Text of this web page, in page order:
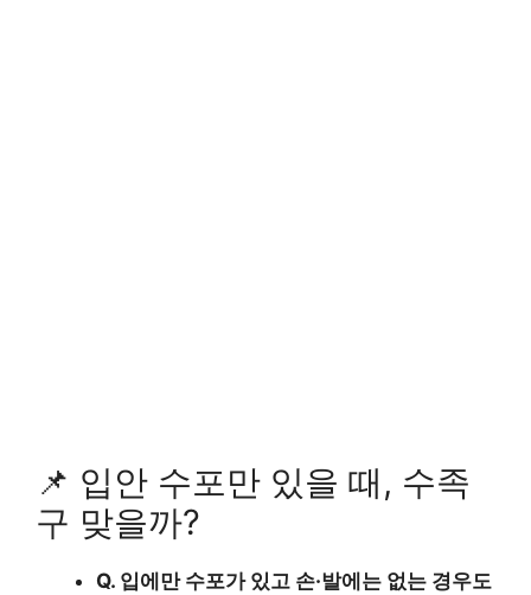
📌 입안 수포만 있을 때, 수족
구 맞을까?
Q. 입에만 수포가 있고 손·발에는 없는 경우도